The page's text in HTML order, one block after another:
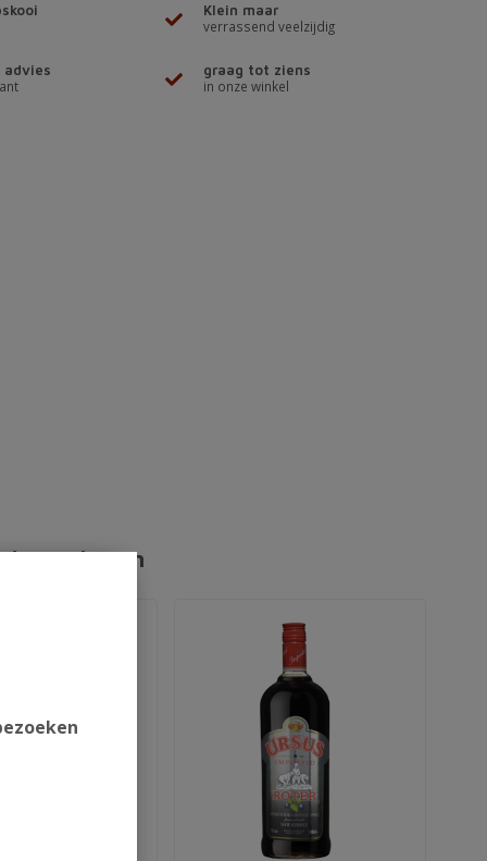
Klein maar
verrassend veelzijdig
advies
graag tot ziens
in onze winkel
producten